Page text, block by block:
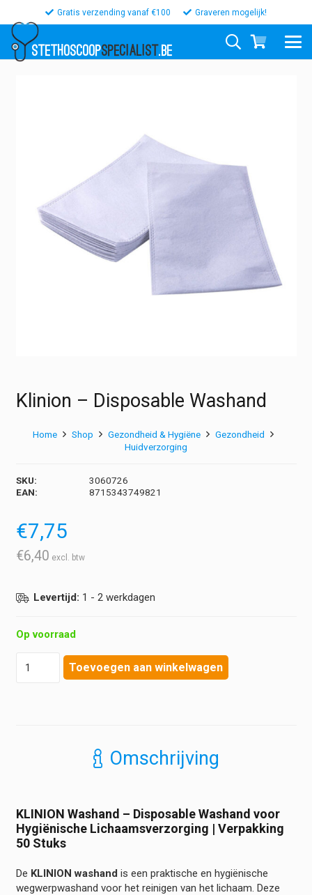
Gratis verzending vanaf €100 Graveren mogelijk!
STETHOSCOOPSPECIALIST.BE
Klinion – Disposable Washand
Home Shop Gezondheid & Hygiëne
Gezondheid
Huidverzorging
SKU:
3060726
EAN:
8715343749821
€7,75
€6,40
Levertijd: 1 - 2 werkdagen
Op voorraad
Toevoegen aan winkelwagen
Omschrijving
KLINION Washand – Disposable Washand voor
Hygiënische Lichaamsverzorging | Verpakking
50 Stuks
De KLINION washand is een praktische en hygiënische
wegwerpwashand voor het reinigen van het lichaam. Deze